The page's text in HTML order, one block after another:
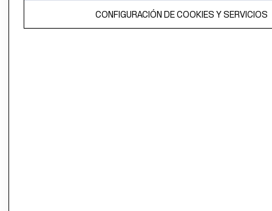
El contenido de esta página web está protegido por copyright y es
CONFIGURACIÓN DE COOKIES Y SERVICIOS